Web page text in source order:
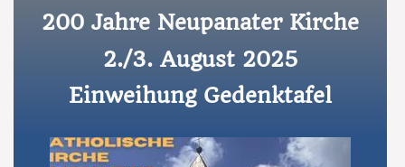
200 Jahre Neupanater Kirche
2./3. August 2025
Einweihung Gedenktafel